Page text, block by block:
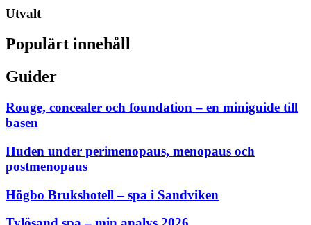
Utvalt
Populärt innehåll
Guider
Rouge, concealer och foundation – en miniguide till
basen
Huden under perimenopaus, menopaus och
postmenopaus
Högbo Brukshotell – spa i Sandviken